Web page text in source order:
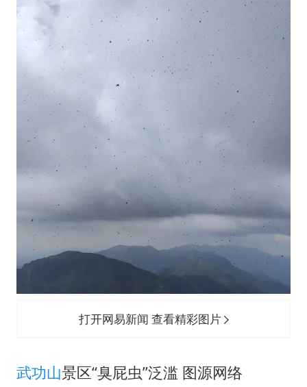
打开网易新闻 查看精彩图片
武功山景区“臭屁虫”泛滥 图源网络